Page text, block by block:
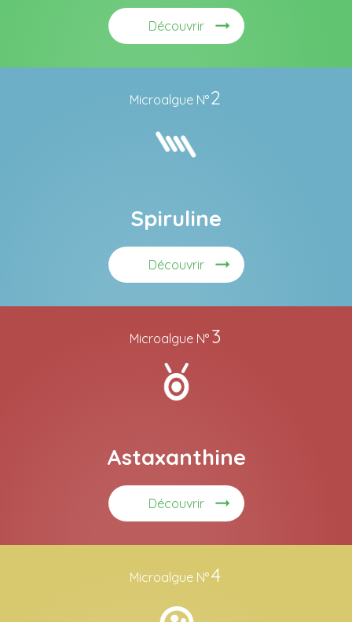
Découvrir
Microalgue N°2
Spiruline
Découvrir
Microalgue N° 3
Astaxanthine
Découvrir
Microalgue N°4